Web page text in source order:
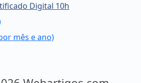
Digital 10h
mês e ano)